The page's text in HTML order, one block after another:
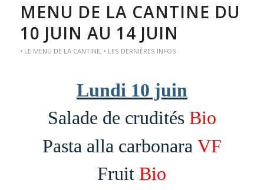
MENU DE LA CANTINE DU
10 JUIN AU 14 JUIN
• LE MENU DE LA CANTINE, • LES DERNIÈRES INFOS
Lundi 10 juin
Salade de crudités Bio
Pasta alla carbonara VF
Fruit Bio